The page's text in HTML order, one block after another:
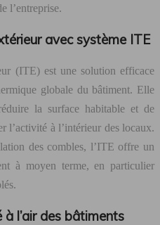
l’entreprise.
avec système ITE
(ITE) est une solution efficace
globale du bâtiment. Elle
la surface habitable et de
l’activité à l’intérieur des locaux.
des combles, l’ITE offre un
à moyen terme, en particulier
l’air des bâtiments